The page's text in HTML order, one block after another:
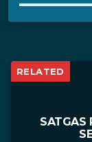
RELATED
SATGAS